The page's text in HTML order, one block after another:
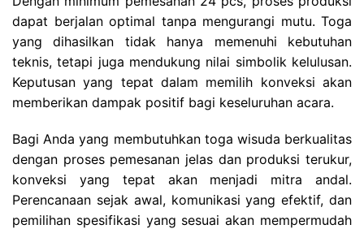
dapat berjalan optimal tanpa mengurangi mutu. Toga
yang dihasilkan tidak hanya memenuhi kebutuhan
teknis, tetapi juga mendukung nilai simbolik kelulusan.
Keputusan yang tepat dalam memilih konveksi akan
memberikan dampak positif bagi keseluruhan acara.
Bagi Anda yang membutuhkan toga wisuda berkualitas
dengan proses pemesanan jelas dan produksi terukur,
konveksi yang tepat akan menjadi mitra andal.
Perencanaan sejak awal, komunikasi yang efektif, dan
pemilihan spesifikasi yang sesuai akan mempermudah